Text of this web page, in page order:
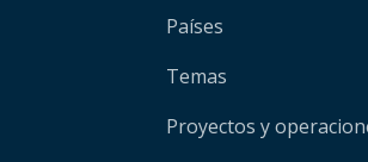
Países
Temas
Proyectos y